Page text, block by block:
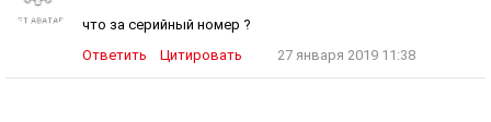
что за серийный номер ?
Ответить
Цитировать 27 января 2019 11:38